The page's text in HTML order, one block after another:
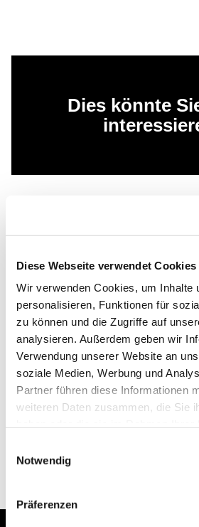
Diese Webseite verwendet Cookies
Wir verwenden Cookies, um Inhalte
personalisieren, Funktionen für
zu können und die Zugriffe auf
analysieren. Außerdem geben wir
Verwendung unserer Website an
soziale Medien, Werbung und
Partner führen diese Informationen
weiteren Daten zusammen, die Sie
Notwendig
Präferenzen
Dies könnte